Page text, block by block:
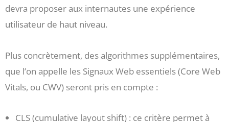
devra proposer aux internautes une expérience
utilisateur de haut niveau.
Plus concrètement, des algorithmes supplémentaires,
que l’on appelle les Signaux Web essentiels (Core Web
Vitals, ou CWV) seront pris en compte :
CLS (cumulative layout shift) : ce critère permet à